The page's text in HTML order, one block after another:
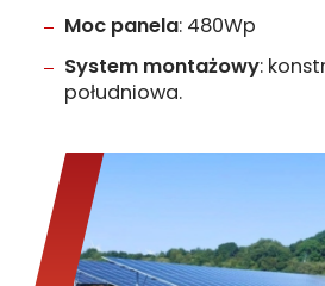
Moc panela: 480Wp
System montażowy:
południowa.